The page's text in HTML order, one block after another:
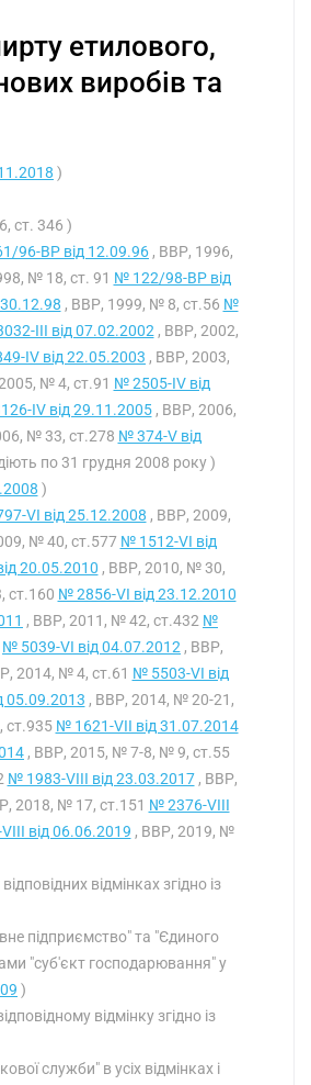
етилового,
виробів та
)
ст. 346 )
96-ВР від 12.09.96 , ВВР, 1996,
№ 18, ст. 91 № 122/98-ВР від
, ВВР, 1999, № 8, ст.56 №
III від 07.02.2002 , ВВР, 2002,
IV від 22.05.2003 , ВВР, 2003,
№ 4, ст.91 № 2505-IV від
IV від 29.11.2005, ВВР, 2006,
№ 33, ст.278 № 374-V від
по 31 грудня 2008 року )
)
VI від 25.12.2008 , ВВР, 2009,
№ 40, ст.577 № 1512-VI від
20.05.2010 , ВВР, 2010, № 30,
ст.160 № 2856-VI від 23.12.2010
, ВВР, 2011, № 42, ст.432 №
№ 5039-VI від 04.07.2012 , ВВР,
2014, № 4, ст.61 № 5503-VI від
05.09.2013 , ВВР, 2014, № 20-21,
ст.935 № 1621-VII від 31.07.2014
, ВВР, 2015, № 7-8, № 9, ст.55
№ 1983-VIII від 23.03.2017, ВВР,
2018, № 17, ст.151 № 2376-VIII
від 06.06.2019 , ВВР, 2019, №
відмінках згідно із
підприємство" та "Єдиного
"суб'єкт господарювання" у
)
відмінку згідно із
служби" в усіх відмінках і